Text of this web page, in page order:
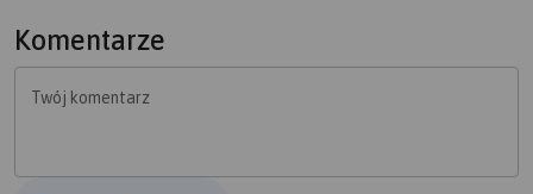
Komentarze
Twój komentarz